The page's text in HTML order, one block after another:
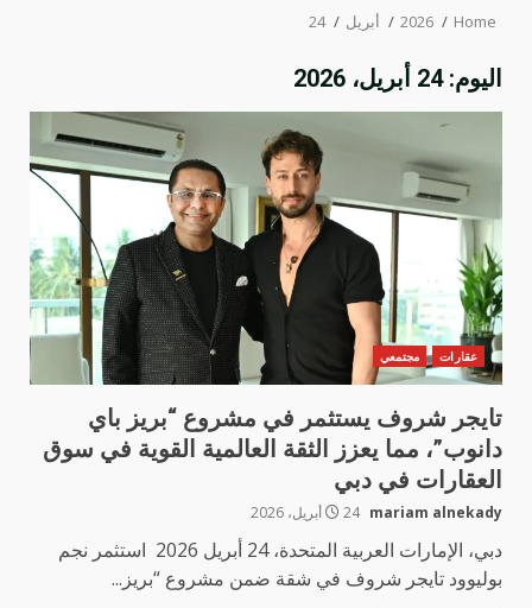
Home
2026 أبريل 24
اليوم:24 أبريل، 2026
عقارات مجتمعي
تايجر شروف يستثمر في مشروع “بريز باي
دانوب”، مما يعزز الثقة العالمية القوية في سوق
العقارات في دبي
mariam alnekady 24 أبريل، 2026
دبي، الإمارات العربية المتحدة، 24 أبريل 2026 استثمر نجم
بوليوود تايجر شروف في شقة ضمن مشروع “بريز...